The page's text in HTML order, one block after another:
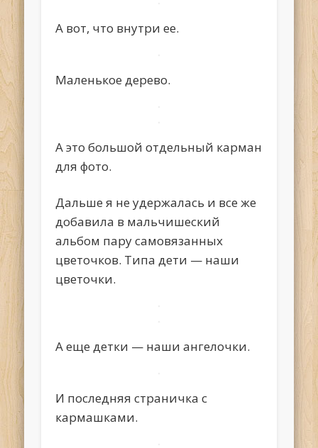
А вот, что внутри ее.
Маленькое дерево.
А это большой отдельный карман
для фото.
Дальше я не удержалась и все же
добавила в мальчишеский
альбом пару самовязанных
цветочков. Типа дети — наши
цветочки.
А еще детки — наши ангелочки.
И последняя страничка с
кармашками.